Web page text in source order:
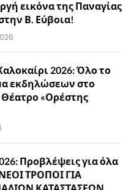
εικόνα της Παναγίας
Β. Εύβοια!
2026: Όλο το
εκδηλώσεων στο
«Ορέστης
Προβλέψεις για όλα
ΤΡΟΠΟΙ ΓΙΑ